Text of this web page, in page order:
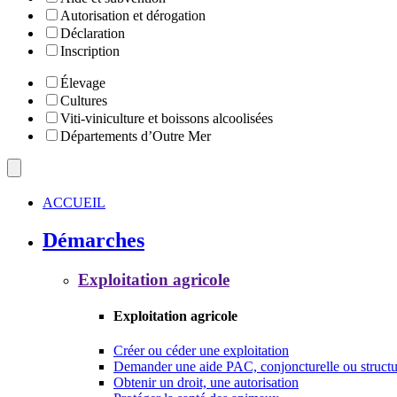
Autorisation et dérogation
Déclaration
Inscription
Élevage
Cultures
Viti-viniculture et boissons alcoolisées
Départements d’Outre Mer
ACCUEIL
Démarches
Exploitation agricole
Exploitation agricole
Créer ou céder une exploitation
Demander une aide PAC, conjoncturelle ou
Obtenir un droit, une autorisation